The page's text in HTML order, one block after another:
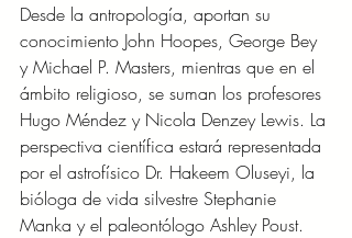
Desde la antropología, aportan su
conocimiento John Hoopes, George Bey
y Michael P. Masters, mientras que en el
ámbito religioso, se suman los profesores
Hugo Méndez y Nicola Denzey Lewis. La
perspectiva científica estará representada
por el astrofísico Dr. Hakeem Oluseyi, la
bióloga de vida silvestre Stephanie
Manka y el paleontólogo Ashley Poust.